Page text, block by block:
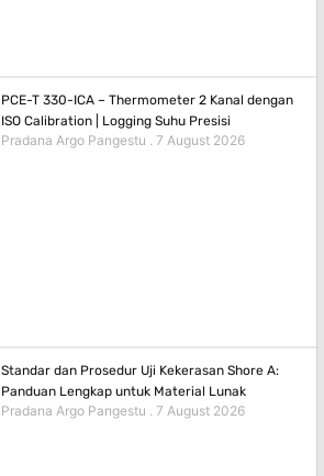
PCE-T 330-ICA – Thermometer 2 Kanal dengan
ISO Calibration | Logging Suhu Presisi
Pradana Argo Pangestu 7 August 2026
Standar dan Prosedur Uji Kekerasan Shore A:
Panduan Lengkap untuk Material Lunak
Pradana Argo Pangestu 7 August 2026